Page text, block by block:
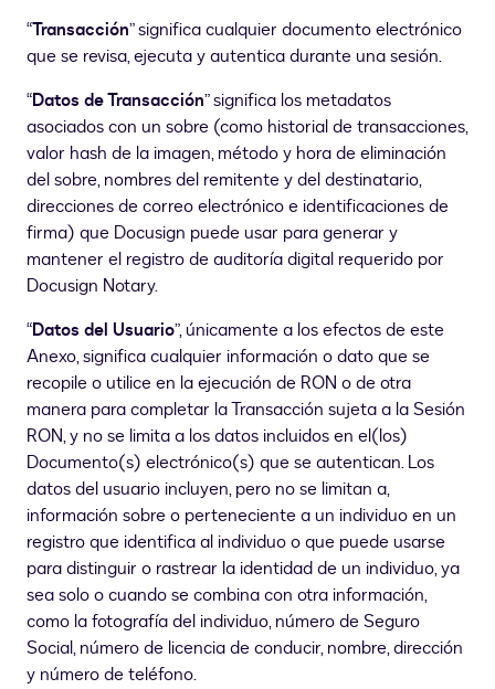
“Transacción” significa cualquier documento electrónico
que se revisa, ejecuta y autentica durante una sesión.
“Datos de Transacción” significa los metadatos
asociados con un sobre (como historial de transacciones,
valor hash de la imagen, método y hora de eliminación
del sobre, nombres del remitente y del destinatario,
direcciones de correo electrónico e identificaciones de
firma) que Docusign puede usar para generar y
mantener el registro de auditoría digital requerido por
Docusign Notary.
“Datos del Usuario”, únicamente a los efectos de este
Anexo, significa cualquier información o dato que se
recopile o utilice en la ejecución de RON o de otra
manera para completar la Transacción sujeta a la Sesión
RON, y no se limita a los datos incluidos en el(los)
Documento(s) electrónico(s) que se autentican. Los
datos del usuario incluyen, pero no se limitan a,
información sobre o perteneciente a un individuo en un
registro que identifica al individuo o que puede usarse
para distinguir o rastrear la identidad de un individuo, ya
sea solo o cuando se combina con otra información,
como la fotografía del individuo, número de Seguro
Social, número de licencia de conducir, nombre, dirección
y número de teléfono.